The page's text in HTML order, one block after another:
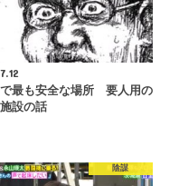
最も安全な場所 要人用の
設の話
陰謀